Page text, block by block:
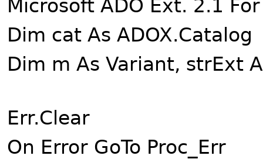
Microsoft ADO Ext. 2.1
Dim cat As ADOX.Catalog
Dim m As Variant, strExt
Err.Clear
On Error GoTo Proc_Err